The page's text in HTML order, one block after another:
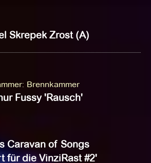
Skrepek Zrost (A)
: Brennkammer
Fussy 'Rausch'
Caravan of Songs
für die VinziRast #2'